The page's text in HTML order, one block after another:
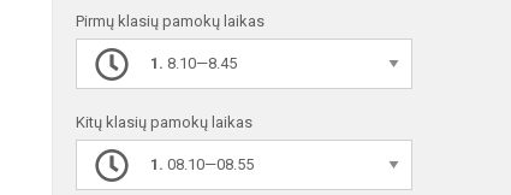
Pirmų klasių pamokų laikas
1. 8.10—8.45
Kitų klasių pamokų laikas
1. 08.10—08.55